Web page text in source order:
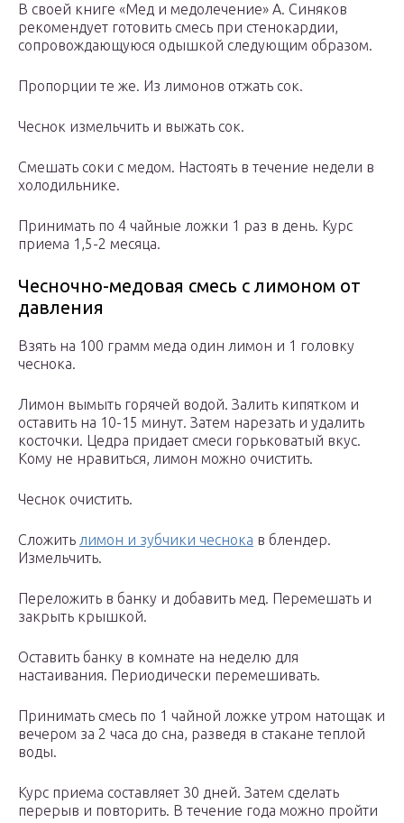
В своей книге «Мед и медолечение» А. Синяков
рекомендует готовить смесь при стенокардии,
сопровождающуюся одышкой следующим образом.
Пропорции те же. Из лимонов отжать сок.
Чеснок измельчить и выжать сок.
Смешать соки с медом. Настоять в течение недели в
холодильнике.
Принимать по 4 чайные ложки 1 раз в день. Курс
приема 1,5-2 месяца.
Чесночно-медовая смесь с лимоном от
давления
Взять на 100 грамм меда один лимон и 1 головку
чеснока.
Лимон вымыть горячей водой. Залить кипятком и
оставить на 10-15 минут. Затем нарезать и удалить
косточки. Цедра придает смеси горьковатый вкус.
Кому не нравиться, лимон можно очистить.
Чеснок очистить.
Сложить лимон и зубчики чеснока в блендер.
Измельчить.
Переложить в банку и добавить мед. Перемешать и
закрыть крышкой.
Оставить банку в комнате на неделю для
настаивания. Периодически перемешивать.
Принимать смесь по 1 чайной ложке утром натощак и
вечером за 2 часа до сна, разведя в стакане теплой
воды.
Курс приема составляет 30 дней. Затем сделать
перерыв и повторить. В течение года можно пройти